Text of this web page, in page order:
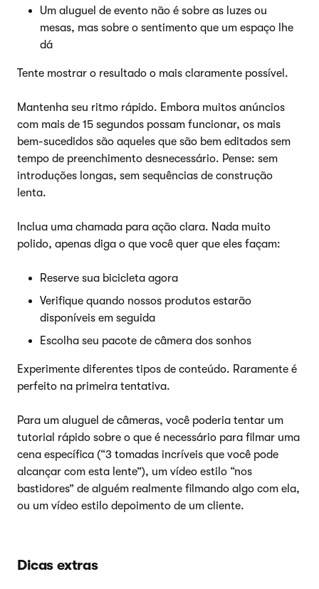
Um aluguel de evento não é sobre as luzes ou
mesas, mas sobre o sentimento que um espaço lhe
dá
Tente mostrar o resultado o mais claramente possível.
Mantenha seu ritmo rápido. Embora muitos anúncios
com mais de 15 segundos possam funcionar, os mais
bem-sucedidos são aqueles que são bem editados sem
tempo de preenchimento desnecessário. Pense: sem
introduções longas, sem sequências de construção
lenta.
Inclua uma chamada para ação clara. Nada muito
polido, apenas diga o que você quer que eles façam:
Reserve sua bicicleta agora
Verifique quando nossos produtos estarão
disponíveis em seguida
Escolha seu pacote de câmera dos sonhos
Experimente diferentes tipos de conteúdo. Raramente é
perfeito na primeira tentativa.
Para um aluguel de câmeras, você poderia tentar um
tutorial rápido sobre o que é necessário para filmar uma
cena específica (“3 tomadas incríveis que você pode
alcançar com esta lente”), um vídeo estilo “nos
bastidores” de alguém realmente filmando algo com ela,
ou um vídeo estilo depoimento de um cliente.
Dicas extras